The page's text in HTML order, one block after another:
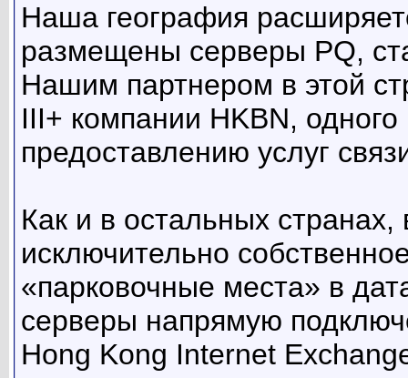
Наша география
размещены серверы PQ,
Нашим партнером в этой
III+ компании HKBN,
предоставлению услуг
Как и в остальных
исключительно
«парковочные места» в
серверы напрямую
Hong Kong Internet